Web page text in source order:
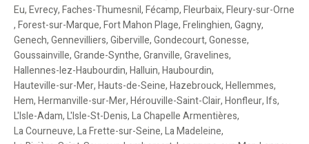
Eu,Evrecy,Faches-Thumesnil,Fécamp,Fleurbaix,Fleury-sur-Orne
,Forest-sur-Marque,Fort Mahon Plage,Frelinghien,Gagny,
Genech,Gennevilliers,Giberville,Gondecourt,Gonesse,
Goussainville,Grande-Synthe,Granville,Gravelines,
Hallennes-lez-Haubourdin,Halluin,Haubourdin,
Hauteville-sur-Mer,Hauts-de-Seine,Hazebrouck,Hellemmes,
Hem,Hermanville-sur-Mer,Hérouville-Saint-Clair,Honfleur,Ifs,
L'Isle-Adam,L'Isle-St-Denis,La Chapelle Armentières,
La Courneuve,La Frette-sur-Seine,La Madeleine,